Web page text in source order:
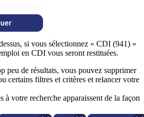
si vous sélectionnez « CDI (941) »
en CDI vous seront restituées.
peu de résultats, vous pouvez supprimer
certains filtres et critères et relancer votre
à votre recherche apparaissent de la façon